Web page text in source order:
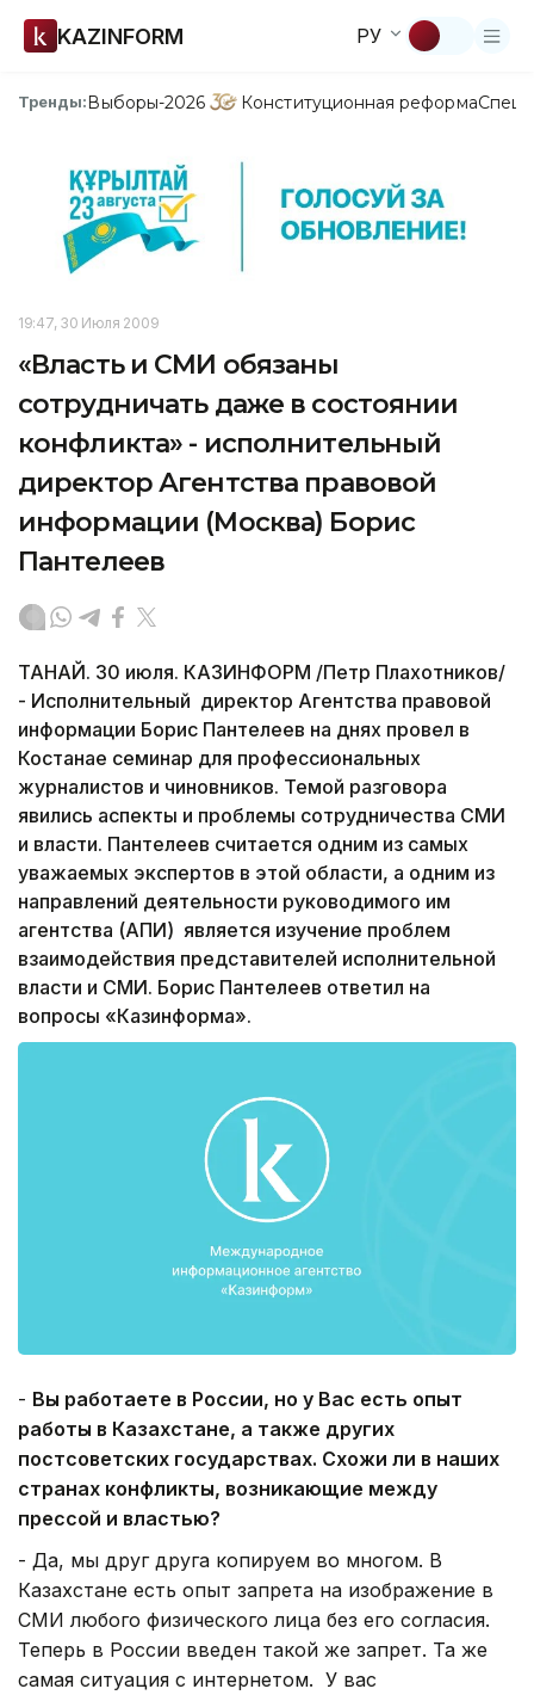
KAZINFORM РУ
Тренды:Выборы-2026 Конституционная реформа
19:47, 30 Июля 2009
«Власть и СМИ обязаны
сотрудничать даже в состоянии
конфликта» - исполнительный
директор Агентства правовой
информации (Москва) Борис
Пантелеев
ТАНАЙ. 30 июля. КАЗИНФОРМ /Петр Плахотников/
- Исполнительный директор Агентства правовой
информации Борис Пантелеев на днях провел в
Костанае семинар для профессиональных
журналистов и чиновников. Темой разговора
явились аспекты и проблемы сотрудничества СМИ
и власти. Пантелеев считается одним из самых
уважаемых экспертов в этой области, а одним из
направлений деятельности руководимого им
агентства (АПИ) является изучение проблем
взаимодействия представителей исполнительной
власти и СМИ. Борис Пантелеев ответил на
вопросы «Казинформа».
- Вы работаете в России, но у Вас есть опыт
работы в Казахстане, а также других
постсоветских государствах. Схожи ли в наших
странах конфликты, возникающие между
прессой и властью?
- Да, мы друг друга копируем во многом. В
Казахстане есть опыт запрета на изображение в
СМИ любого физического лица без его согласия.
Теперь в России введен такой же запрет. Та же
самая ситуация с интернетом. У вас